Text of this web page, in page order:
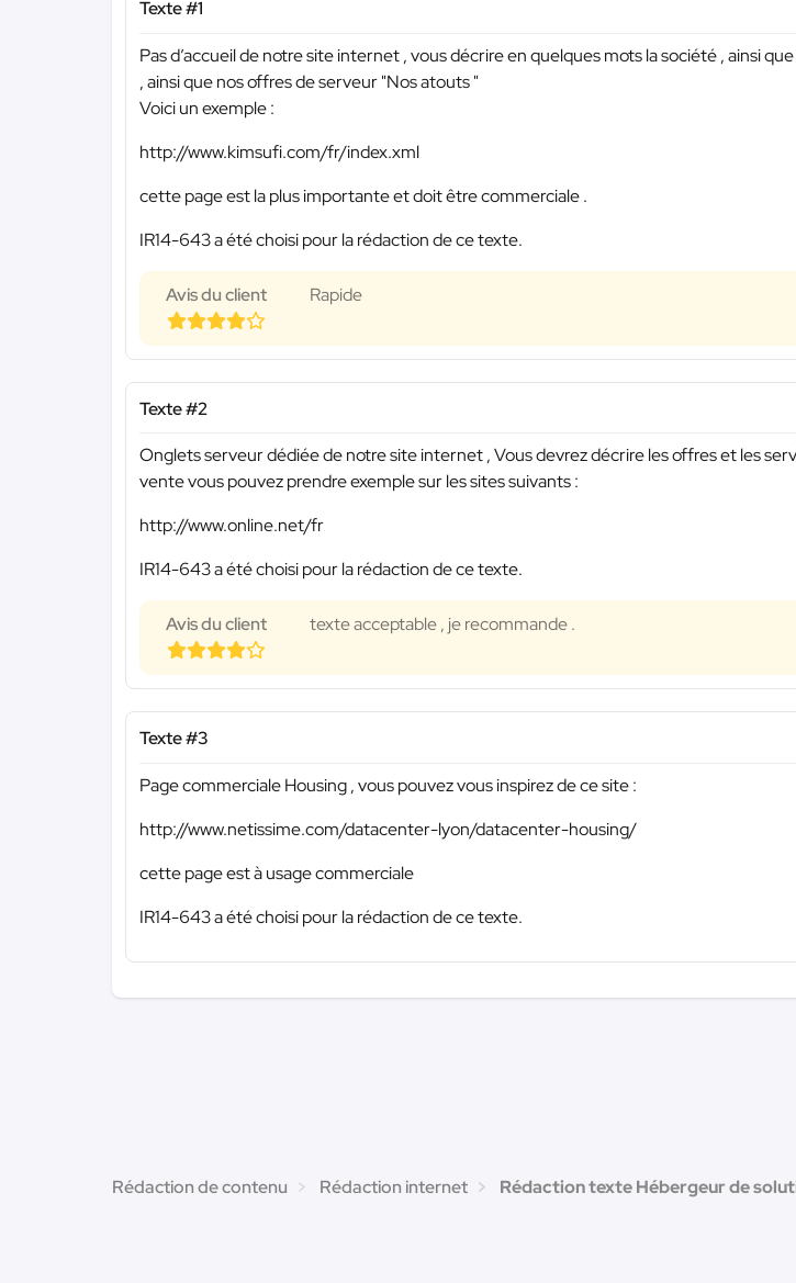
Texte #1
Pas d’accueil de notre site internet , vous décrire en quelques mots la société , ainsi
, ainsi que nos offres de serveur "Nos atouts "
Voici un exemple :
http://www.kimsufi.com/fr/index.xml
cette page est la plus importante et doit être commerciale .
IR14-643 a été choisi pour la rédaction de ce texte.
Avis du client Rapide
Texte #2
Onglets serveur dédiée de notre site internet , Vous devrez décrire les offres et les
vente vous pouvez prendre exemple sur les sites suivants :
http://www.online.net/fr
IR14-643 a été choisi pour la rédaction de ce texte.
Avis du client texte acceptable , je recommande .
Texte #3
Page commerciale Housing , vous pouvez vous inspirez de ce site :
http://www.netissime.com/datacenter-lyon/datacenter-housing/
cette page est à usage commerciale
IR14-643 a été choisi pour la rédaction de ce texte.
Rédaction de contenu Rédaction internet Rédaction texte Hébergeur de